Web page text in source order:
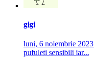
gigi
luni, 6 noiembrie 2023
pufuleti sensibili iar...